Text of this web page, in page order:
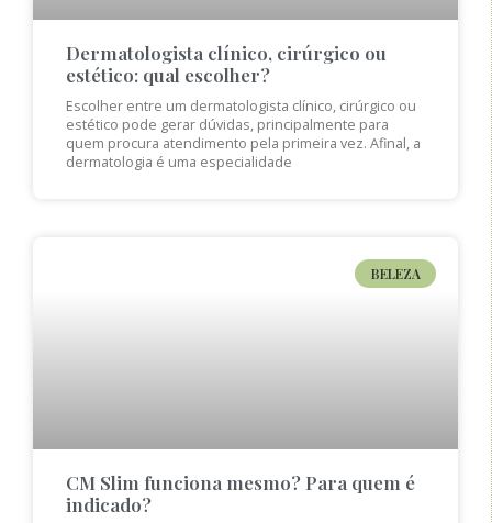
Dermatologista clínico, cirúrgico ou
estético: qual escolher?
Escolher entre um dermatologista clínico, cirúrgico ou
estético pode gerar dúvidas, principalmente para
quem procura atendimento pela primeira vez. Afinal, a
dermatologia é uma especialidade
BELEZA
CM Slim funciona mesmo? Para quem é
indicado?